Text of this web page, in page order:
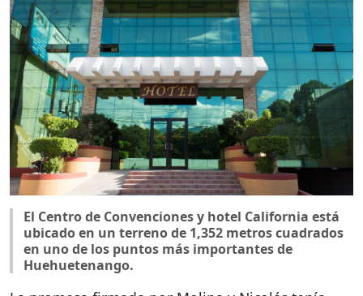
El Centro de Convenciones y hotel California está
ubicado en un terreno de 1,352 metros cuadrados
en uno de los puntos más importantes de
Huehuetenango.